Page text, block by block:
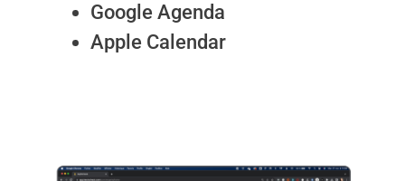
Google Agenda
Apple Calendar